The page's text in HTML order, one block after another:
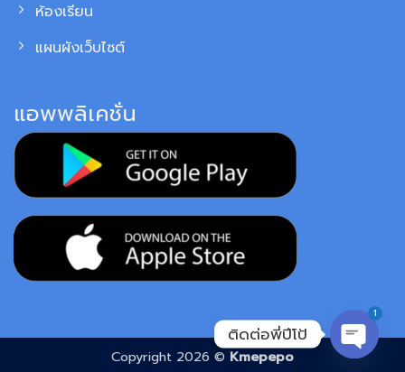
ห้องเรียน
แผนผังเว็บไซต์
แอพพลิเคชั่น
Copyright 2026 © Kmepepo
ติดต่อพี่ปีโป้
1